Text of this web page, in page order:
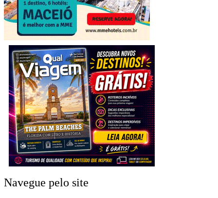
Navegue pelo site